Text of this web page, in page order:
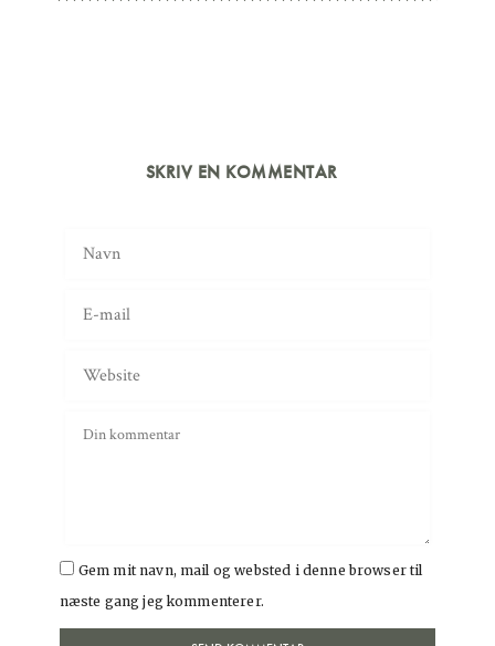
SKRIV EN KOMMENTAR
Gem mit navn, mail og websted i denne browser til
næste gang jeg kommenterer.